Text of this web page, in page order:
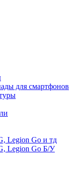
для смартфонов
Legion Go и тд
Legion Go Б/У